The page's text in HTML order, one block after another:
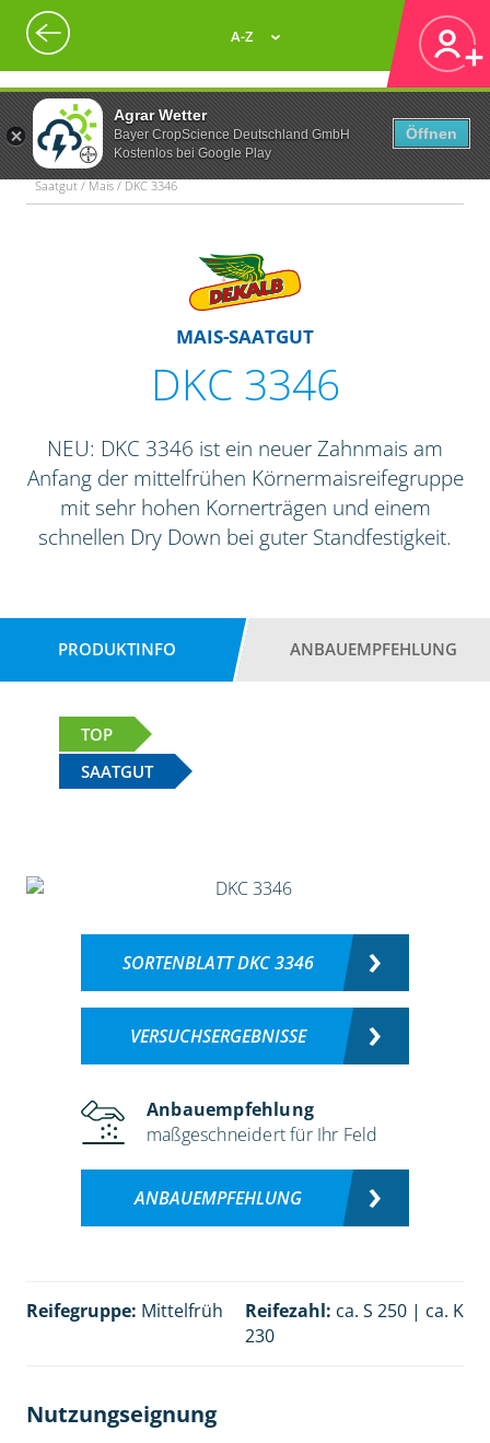
Agrar Wetter
Bayer CropScience Deutschland GmbH
Kostenlos bei Google Play
Öffnen
A-Z
Saatgut / Mais / DKC 3346
MAIS-SAATGUT
DKC 3346
NEU: DKC 3346 ist ein neuer Zahnmais am
Anfang der mittelfrühen Körnermaisreifegruppe
mit sehr hohen Kornerträgen und einem
schnellen Dry Down bei guter Standfestigkeit.
PRODUKTINFO ANBAUEMPFEHLUNG
TOP
SAATGUT
SORTENBLATT DKC 3346
VERSUCHSERGEBNISSE
Anbauempfehlung
maßgeschneidert für Ihr Feld
ANBAUEMPFEHLUNG
Reifegruppe: Mittelfrüh Reifezahl: ca. S 250 | ca. K
230
Nutzungseignung